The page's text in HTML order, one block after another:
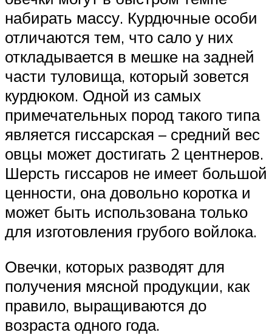
набирать массу. Курдючные особи
отличаются тем, что сало у них
откладывается в мешке на задней
части туловища, который зовется
курдюком. Одной из самых
примечательных пород такого типа
является гиссарская – средний вес
овцы может достигать 2 центнеров.
Шерсть гиссаров не имеет большой
ценности, она довольно коротка и
может быть использована только
для изготовления грубого войлока.
Овечки, которых разводят для
получения мясной продукции, как
правило, выращиваются до
возраста одного года.